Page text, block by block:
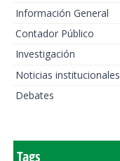
Información General
Contador Público
Investigación
Noticias institucionales
Debates
Tags